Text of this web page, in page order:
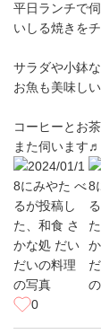
平日ランチで
いしる焼きをチ
サラダや小鉢
お魚も美味し
コーヒーとお
また伺います♬
0